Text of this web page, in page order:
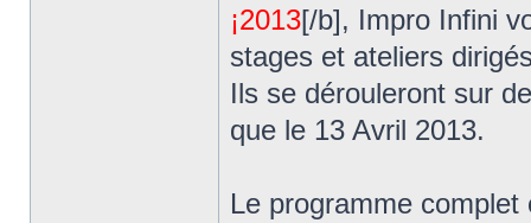
¡2013[/b], Impro Infini
stages et ateliers
Ils se dérouleront sur
que le 13 Avril 2013.
Le programme